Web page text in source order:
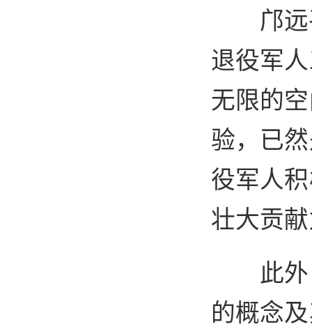
邝
退役军
无限的
验，已
役军人
壮大贡
此
的概念